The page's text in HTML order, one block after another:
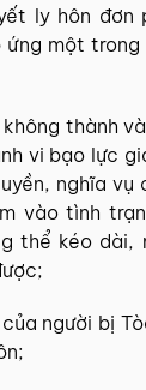
ly hôn đơn
ứng một
thành
vi bạo lực
nghĩa vụ
vào tình
thể kéo dài,
người bị